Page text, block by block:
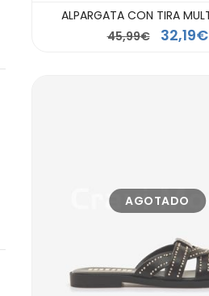
ALPARGATA CON TIRA
45,99€
32,19€
AGOTADO